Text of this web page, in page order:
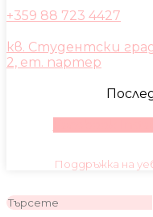
+359 88 723 4427
кв. Студентски
2, ет. партер
Поддръжка на